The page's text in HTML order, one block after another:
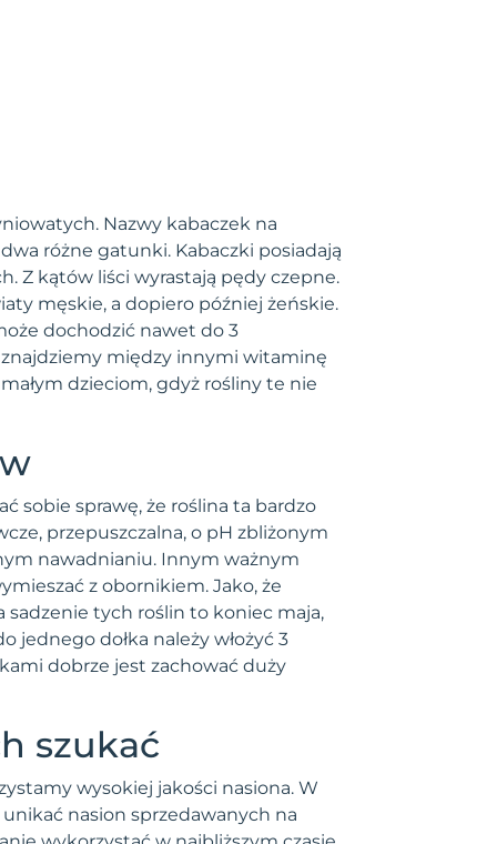
Nazwy kabaczek na
różne gatunki. Kabaczki posiadają
Z kątów liści wyrastają pędy czepne.
męskie, a dopiero później żeńskie.
dochodzić nawet do 3
znajdziemy między innymi witaminę
dzieciom, gdyż rośliny te nie
sobie sprawę, że roślina ta bardzo
przepuszczalna, o pH zbliżonym
nawadnianiu. Innym ważnym
z obornikiem. Jako, że
sadzenie tych roślin to koniec maja,
jednego dołka należy włożyć 3
dobrze jest zachować duży
szukać
wysokiej jakości nasiona. W
nasion sprzedawanych na